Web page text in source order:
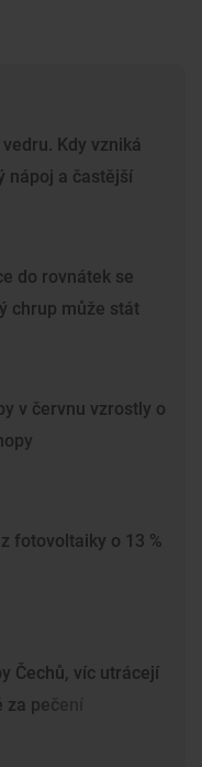
Kdy vzniká
nápoj a častější
do rovnátek se
chrup může stát
v červnu vzrostly o
fotovoltaiky o 13 %
Čechů, víc utrácejí
pečení